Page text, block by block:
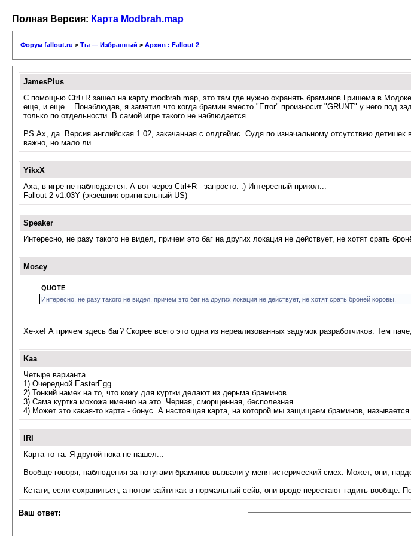
Полная Версия: Карта Modbrah.map
Форум fallout.ru > Ты — Избранный > Архив : Fallout 2
JamesPlus
С помощью Ctrl+R зашел на карту modbrah.map, это там где нужно охранять браминов Гришема в
еще, и еще... Понаблюдав, я заметил что когда брамин вместо "Error" произносит "GRUNT" у него под
только по отдельности. В самой игре такого не наблюдается...
PS Ах, да. Версия английская 1.02, закачанная с олдгеймс. Судя по изначальному отсутствию
важно, но мало ли.
YikxX
Аха, в игре не наблюдается. А вот через Ctrl+R - запросто. :) Интересный прикол...
Fallout 2 v1.03Y (экзешник оригинальный US)
Speaker
Интересно, не разу такого не видел, причем это баг на других локация не действует, не хотят срать
Mosey
QUOTE
Интересно, не разу такого не видел, причем это баг на других локация не действует, не хотят срать бронёй коровы.
Хе-хе! А причем здесь баг? Скорее всего это одна из нереализованных задумок разработчиков. Тем
Kaa
Четыре варианта.
1) Очередной EasterEgg.
2) Тонкий намек на то, что кожу для куртки делают из дерьма браминов.
3) Сама куртка мохожа именно на это. Черная, сморщенная, бесполезная...
4) Может это какая-то карта - бонус. А настоящая карта, на которой мы защищаем браминов, называется
IRI
Карта-то та. Я другой пока не нашел...
Вообще говоря, наблюдения за потугами браминов вызвали у меня истерический смех. Может, они,
Кстати, если сохраниться, а потом зайти как в нормальный сейв, они вроде перестают гадить вообще.
Ваш ответ: